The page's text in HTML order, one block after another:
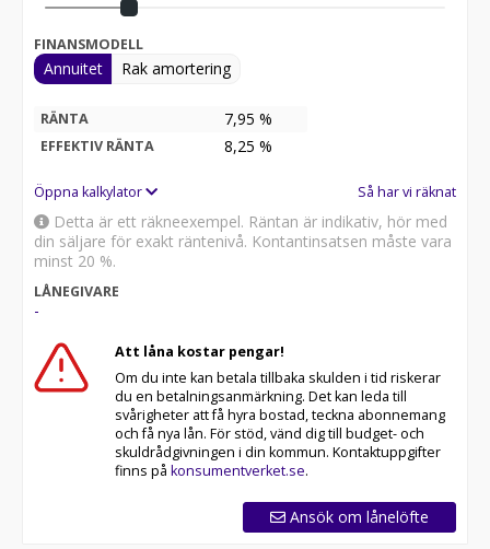
FINANSMODELL
Annuitet Rak amortering
RÄNTA 7,95 %
EFFEKTIV RÄNTA 8,25 %
Öppna kalkylator Så har vi räknat
Detta är ett räkneexempel. Räntan är indikativ, hör med
din säljare för exakt räntenivå. Kontantinsatsen måste vara
minst 20 %.
LÅNEGIVARE
-
Att låna kostar pengar!
Om du inte kan betala tillbaka skulden i tid riskerar
du en betalningsanmärkning. Det kan leda till
svårigheter att få hyra bostad, teckna abonnemang
och få nya lån. För stöd, vänd dig till budget- och
skuldrådgivningen i din kommun. Kontaktuppgifter
finns på konsumentverket.se.
Ansök om lånelöfte